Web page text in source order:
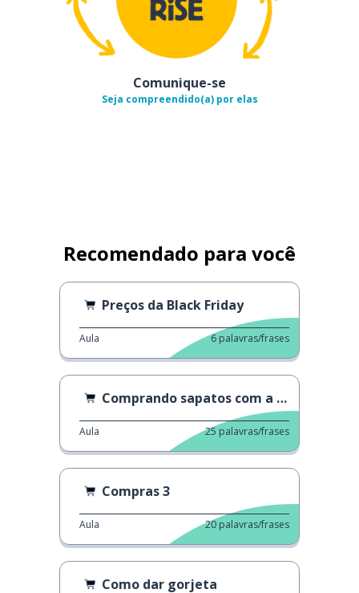
Comunique-se
Seja compreendido(a) por elas
Recomendado para você
Preços da Black Friday
Aula 6 palavras/frases
Comprando sapatos com a mãe
Aula 25 palavras/frases
Compras 3
Aula 20 palavras/frases
Como dar gorjeta